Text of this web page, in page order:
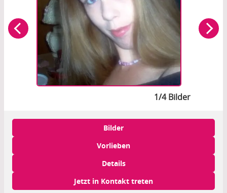
1/4 Bilder
Bilder
Vorlieben
Details
Jetzt in Kontakt treten